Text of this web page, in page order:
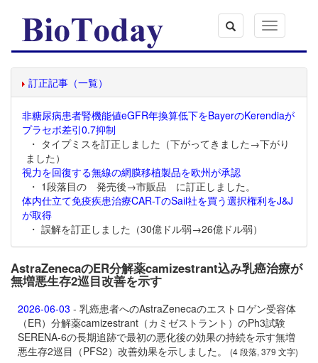
Toggle
navigation
訂正記事（一覧）
非糖尿病患者腎機能値eGFR年換算低下をBayerのKerendiaが
プラセボ差引0.7抑制
・ タイプミスを訂正しました（下がってきました→下がり
ました）
視力を回復する無線の網膜移植製品を欧州が承認
・ 1段落目の 発売後→市販品 に訂正しました。
体内仕立て免疫疾患治療CAR-TのSail社を買う選択権利をJ&J
が取得
・ 誤解を訂正しました（30億ドル弱→26億ドル弱）
AstraZenecaのER分解薬camizestrant込み乳癌治療が
無増悪生存2巡目改善を示す
2026-06-03 - 乳癌患者へのAstraZenecaのエストロゲン受容体
（ER）分解薬camizestrant（カミゼストラント）のPh3試験
SERENA-6の長期追跡で最初の悪化後の効果の持続を示す無増
悪生存2巡目（PFS2）改善効果を示しました。
(4 段落, 379 文字)